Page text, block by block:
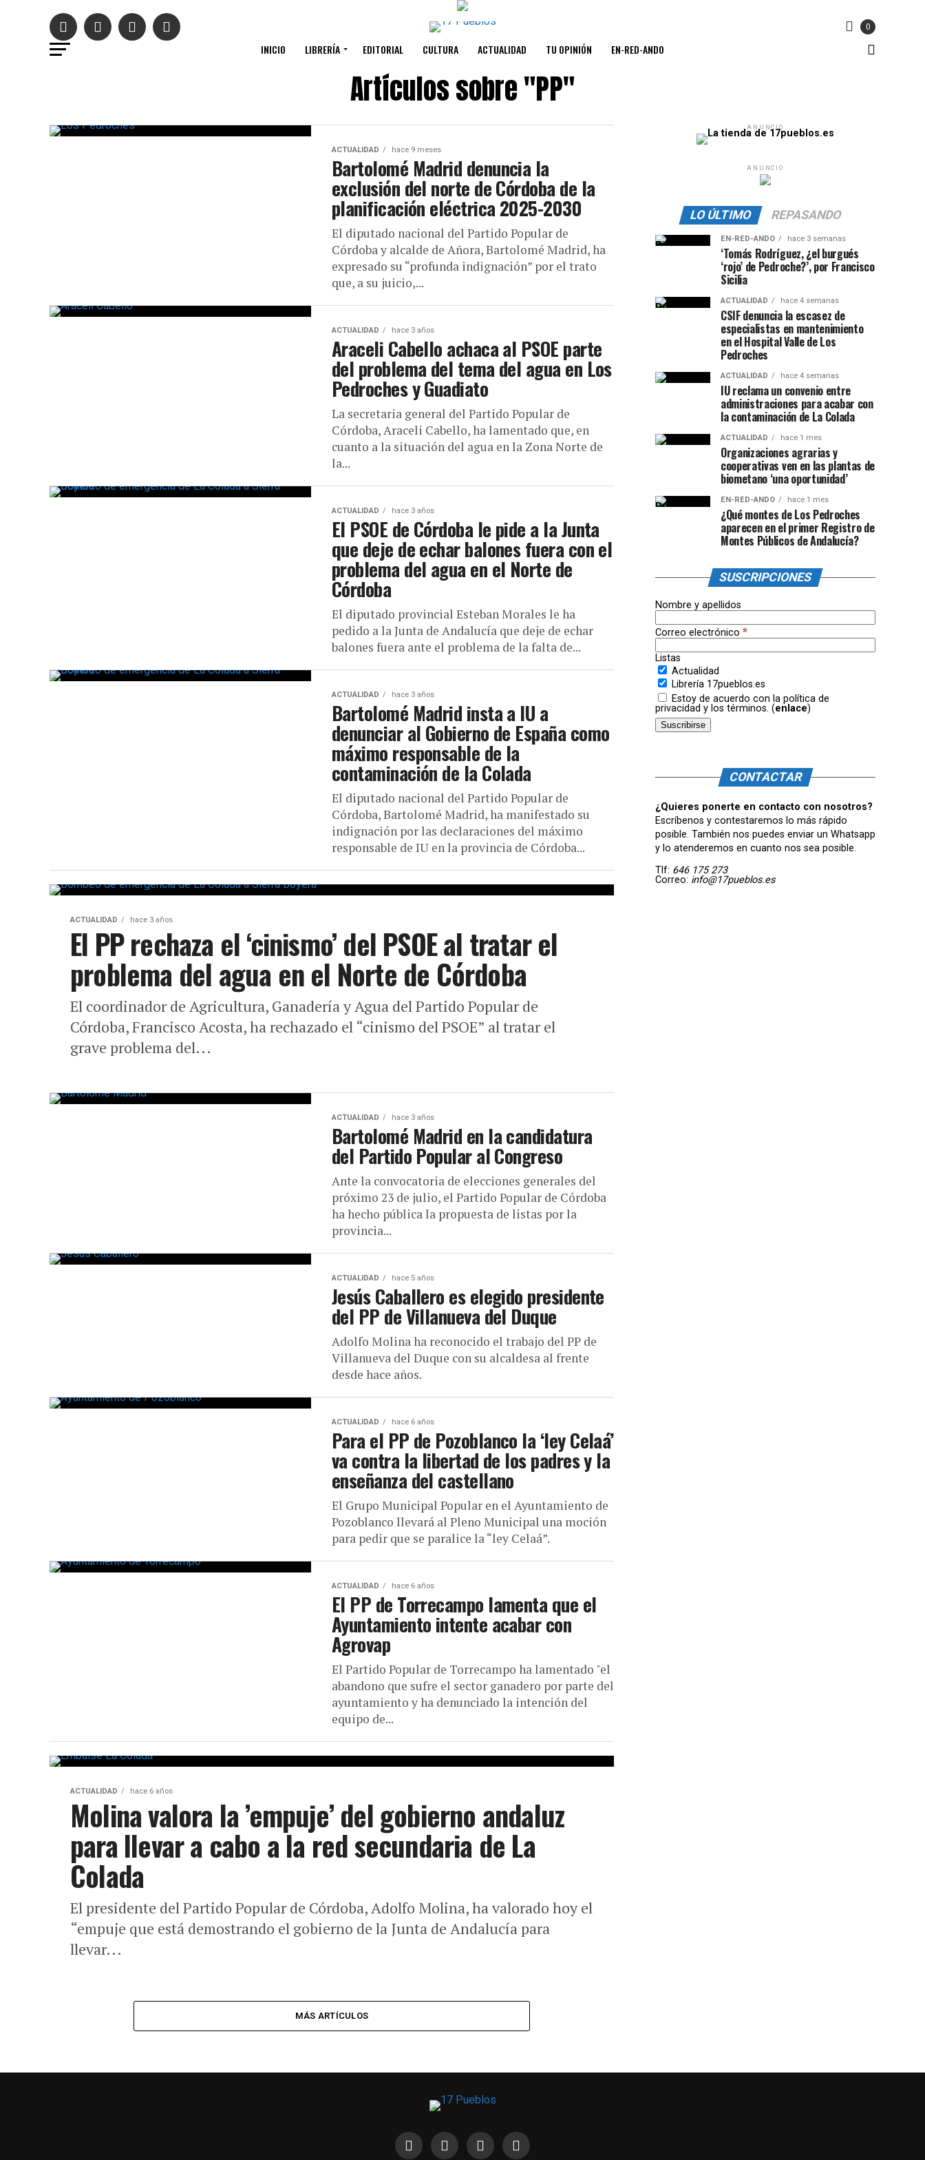
0
INICIO LIBRERÍA EDITORIAL CULTURA ACTUALIDAD TU OPINIÓN EN-RED-ANDO
Artículos sobre "PP"
ACTUALIDAD hace 9 meses
Bartolomé Madrid denuncia la
exclusión del norte de Córdoba de la
planificación eléctrica 2025-2030
El diputado nacional del Partido Popular de
Córdoba y alcalde de Añora, Bartolomé Madrid, ha
expresado su “profunda indignación” por el trato
que, a su juicio,...
ACTUALIDAD hace 3 años
Araceli Cabello achaca al PSOE parte
del problema del tema del agua en Los
Pedroches y Guadiato
La secretaria general del Partido Popular de
Córdoba, Araceli Cabello, ha lamentado que, en
cuanto a la situación del agua en la Zona Norte de
la...
ACTUALIDAD hace 3 años
El PSOE de Córdoba le pide a la Junta
que deje de echar balones fuera con el
problema del agua en el Norte de
Córdoba
El diputado provincial Esteban Morales le ha
pedido a la Junta de Andalucía que deje de echar
balones fuera ante el problema de la falta de...
ACTUALIDAD hace 3 años
Bartolomé Madrid insta a IU a
denunciar al Gobierno de España como
máximo responsable de la
contaminación de la Colada
El diputado nacional del Partido Popular de
Córdoba, Bartolomé Madrid, ha manifestado su
indignación por las declaraciones del máximo
responsable de IU en la provincia de Córdoba...
ACTUALIDAD hace 3 años
El PP rechaza el ‘cinismo’ del PSOE al tratar el
problema del agua en el Norte de Córdoba
El coordinador de Agricultura, Ganadería y Agua del Partido Popular de
Córdoba, Francisco Acosta, ha rechazado el “cinismo del PSOE” al tratar el
grave problema del...
ACTUALIDAD hace 3 años
Bartolomé Madrid en la candidatura
del Partido Popular al Congreso
Ante la convocatoria de elecciones generales del
próximo 23 de julio, el Partido Popular de Córdoba
ha hecho pública la propuesta de listas por la
provincia...
ACTUALIDAD hace 5 años
Jesús Caballero es elegido presidente
del PP de Villanueva del Duque
Adolfo Molina ha reconocido el trabajo del PP de
Villanueva del Duque con su alcaldesa al frente
desde hace años.
ACTUALIDAD hace 6 años
Para el PP de Pozoblanco la ‘ley Celaá’
va contra la libertad de los padres y la
enseñanza del castellano
El Grupo Municipal Popular en el Ayuntamiento de
Pozoblanco llevará al Pleno Municipal una moción
para pedir que se paralice la “ley Celaá”.
ACTUALIDAD hace 6 años
El PP de Torrecampo lamenta que el
Ayuntamiento intente acabar con
Agrovap
El Partido Popular de Torrecampo ha lamentado "el
abandono que sufre el sector ganadero por parte del
ayuntamiento y ha denunciado la intención del
equipo de...
ACTUALIDAD hace 6 años
Molina valora la ’empuje’ del gobierno andaluz
para llevar a cabo a la red secundaria de La
Colada
El presidente del Partido Popular de Córdoba, Adolfo Molina, ha valorado hoy el
“empuje que está demostrando el gobierno de la Junta de Andalucía para
llevar...
MÁS ARTÍCULOS
ANUNCIO
ANUNCIO
LO ÚLTIMO REPASANDO
EN-RED-ANDO hace 3 semanas
‘Tomás Rodríguez, ¿el burgués
‘rojo’ de Pedroche?’, por Francisco
Sicilia
ACTUALIDAD hace 4 semanas
CSIF denuncia la escasez de
especialistas en mantenimiento
en el Hospital Valle de Los
Pedroches
ACTUALIDAD hace 4 semanas
IU reclama un convenio entre
administraciones para acabar con
la contaminación de La Colada
ACTUALIDAD hace 1 mes
Organizaciones agrarias y
cooperativas ven en las plantas de
biometano ‘una oportunidad’
EN-RED-ANDO hace 1 mes
¿Qué montes de Los Pedroches
aparecen en el primer Registro de
Montes Públicos de Andalucía?
SUSCRIPCIONES
Nombre y apellidos
Correo electrónico *
Listas
Actualidad
Librería 17pueblos.es
Estoy de acuerdo con la política de
privacidad y los términos. (enlace)
CONTACTAR
¿Quieres ponerte en contacto con nosotros?
Escríbenos y contestaremos lo más rápido
posible. También nos puedes enviar un Whatsapp
y lo atenderemos en cuanto nos sea posible.
Tlf: 646 175 273
Correo: info@17pueblos.es